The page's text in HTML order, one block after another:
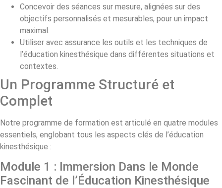
Concevoir des séances sur mesure, alignées sur des
objectifs personnalisés et mesurables, pour un impact
maximal.
Utiliser avec assurance les outils et les techniques de
l’éducation kinesthésique dans différentes situations et
contextes.
Un Programme Structuré et
Complet
Notre programme de formation est articulé en quatre modules
essentiels, englobant tous les aspects clés de l’éducation
kinesthésique :
Module 1 : Immersion Dans le Monde
Fascinant de l’Éducation Kinesthésique